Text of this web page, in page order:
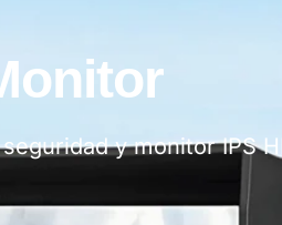
y monitor IPS